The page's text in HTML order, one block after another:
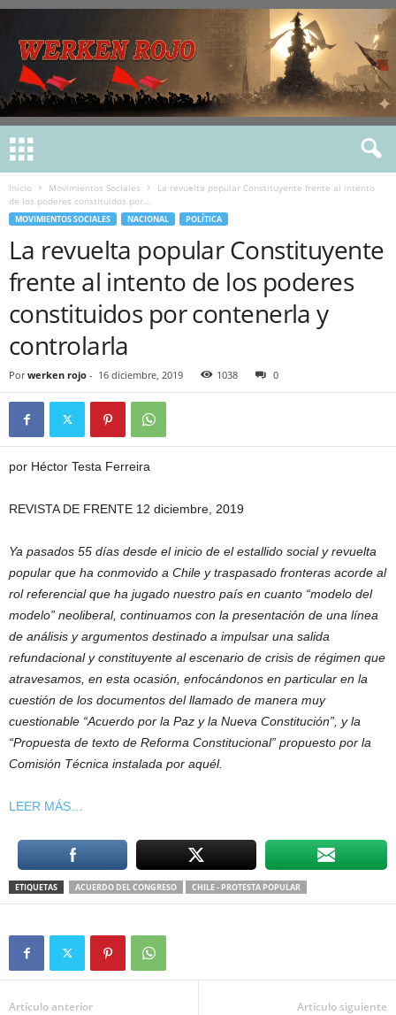
Inicio Movimientos Sociales
La revuelta popular Constituyente frente al intento
de los poderes constituidos por...
MOVIMIENTOS SOCIALES NACIONAL POLÍTICA
La revuelta popular Constituyente
frente al intento de los poderes
constituidos por contenerla y
controlarla
Por werken rojo - 16 diciembre, 2019 1038 0
por Héctor Testa Ferreira
REVISTA DE FRENTE 12 diciembre, 2019
Ya pasados 55 días desde el inicio de el estallido social y revuelta
popular que ha conmovido a Chile y traspasado fronteras acorde al
rol referencial que ha jugado nuestro país en cuanto “modelo del
modelo” neoliberal, continuamos con la presentación de una línea
de análisis y argumentos destinado a impulsar una salida
refundacional y constituyente al escenario de crisis de régimen que
atravesamos, en esta ocasión, enfocándonos en particular en la
cuestión de los documentos del llamado de manera muy
cuestionable “Acuerdo por la Paz y la Nueva Constitución”, y la
“Propuesta de texto de Reforma Constitucional” propuesto por la
Comisión Técnica instalada por aquél.
LEER MÁS…
ETIQUETAS ACUERDO DEL CONGRESO CHILE - PROTESTA POPULAR
Artículo anterior Artículo siguiente